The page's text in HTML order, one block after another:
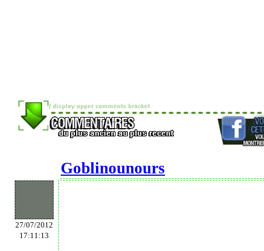
Goblinounours
27/07/2012
17:11:13